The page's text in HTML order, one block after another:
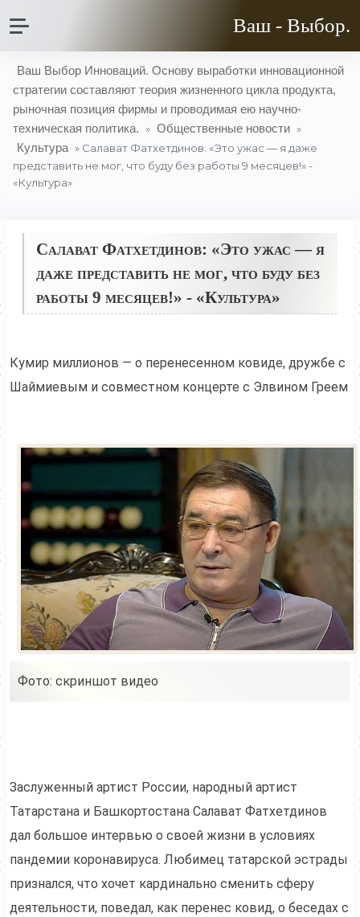
Ваш - Выбор.
Ваш Выбор Инноваций. Основу выработки инновационной
стратегии составляют теория жизненного цикла продукта,
рыночная позиция фирмы и проводимая ею научно-
техническая политика. » Общественные новости »
Культура » Салават Фатхетдинов: «Это ужас — я даже
представить не мог, что буду без работы 9 месяцев!» -
«Культура»
Салават Фатхетдинов: «Это ужас — я
даже представить не мог, что буду без
работы 9 месяцев!» - «Культура»
Кумир миллионов — о перенесенном ковиде, дружбе с
Шаймиевым и совместном концерте с Элвином Греем
Фото: скриншот видео
Заслуженный артист России, народный артист
Татарстана и Башкортостана Салават Фатхетдинов
дал большое интервью о своей жизни в условиях
пандемии коронавируса. Любимец татарской эстрады
признался, что хочет кардинально сменить сферу
деятельности, поведал, как перенес ковид, о беседах с